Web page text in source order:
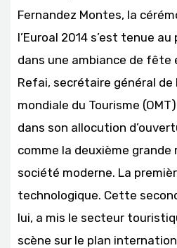
Fernandez Montes, la
l’Euroal 2014 s’est tenue
dans une ambiance de fête
Refai, secrétaire général de
mondiale du Tourisme
dans son allocution
comme la deuxième grande
société moderne. La
technologique. Cette
lui, a mis le secteur
scène sur le plan